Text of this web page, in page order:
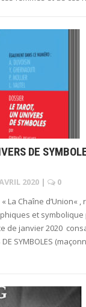
DE
2020 |
0
La Chaîne d’Union« ,
et symbolique
de janvier 2020
DE SYMBOLES